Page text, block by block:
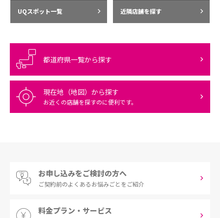
UQスポット一覧 近隣店舗を探す
都道府県一覧から探す
現在地（地図）から探す
お近くの店舗を探すのに便利です。
お申し込みをご検討の方へ
ご契約前のよくあるお悩みごとをご紹介
料金プラン・サービス